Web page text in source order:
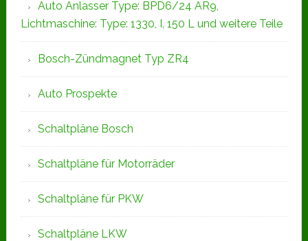
Auto Anlasser Type: BPD6/24 AR9,
Lichtmaschine: Type: 1330, I, 150 L und weitere Teile
Bosch-Zündmagnet Typ ZR4
Auto Prospekte
Schaltpläne Bosch
Schaltpläne für Motorräder
Schaltpläne für PKW
Schaltpläne LKW